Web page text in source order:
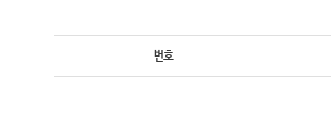
번호